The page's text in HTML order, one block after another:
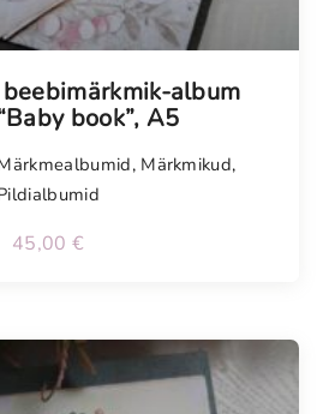
album
book”, A5
, Märkmikud,
45,00 €